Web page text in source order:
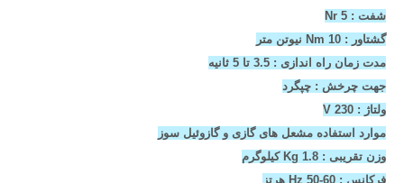
شفت : Nr 5
گشتاور : Nm 10 نیوتن متر
مدت زمان راه اندازی : 3.5 تا 5 ثانیه
جهت چرخش : چپگرد
ولتاژ : V 230
موارد استفاده مشعل های گازی و گازوئیل سوز
وزن تقریبی : Kg 1.8 کیلوگرم
فرکانس : Hz 50-60 هرتز